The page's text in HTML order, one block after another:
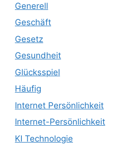
Generell
Geschäft
Gesetz
Gesundheit
Glücksspiel
Häufig
Internet Persönlichkeit
Internet-Persönlichkeit
KI Technologie